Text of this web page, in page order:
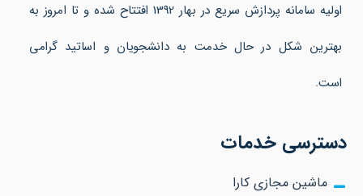
اولیه سامانه پردازش سریع در بهار 1392 افتتاح شده و تا امروز به
بهترین شکل در حال خدمت به دانشجویان و اساتید گرامی
است.
دسترسی خدمات
ماشین مجازی کارا